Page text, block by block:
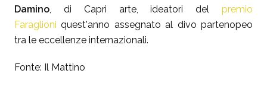
Damino, di Capri arte, ideatori del premio
Faraglioni quest'anno assegnato al divo partenopeo
tra le eccellenze internazionali.
Fonte: Il Mattino